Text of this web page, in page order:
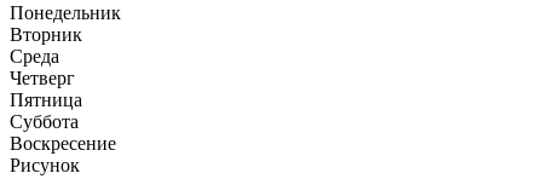
Понедельник
Вторник
Среда
Четверг
Пятница
Суббота
Воскресение
Рисунок